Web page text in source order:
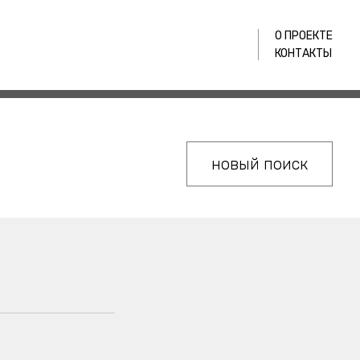
О ПРОЕКТЕ
КОНТАКТЫ
новый поиск